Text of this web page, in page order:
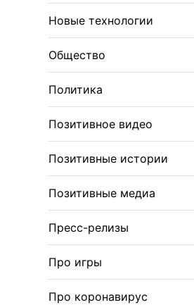
Новые технологии
Общество
Политика
Позитивное видео
Позитивные истории
Позитивные медиа
Пресс-релизы
Про игры
Про коронавирус